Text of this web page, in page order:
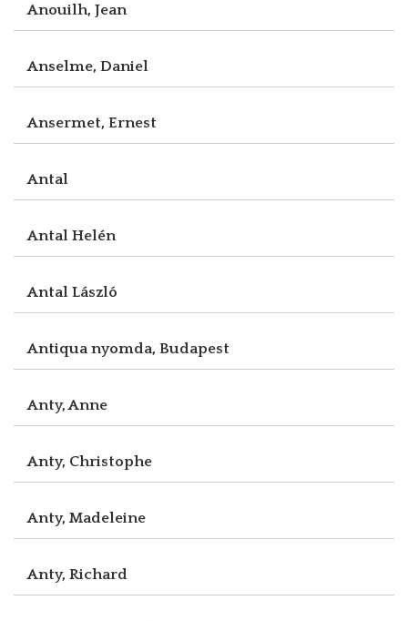
Anouilh, Jean
Anselme, Daniel
Ansermet, Ernest
Antal
Antal Helén
Antal László
Antiqua nyomda, Budapest
Anty, Anne
Anty, Christophe
Anty, Madeleine
Anty, Richard